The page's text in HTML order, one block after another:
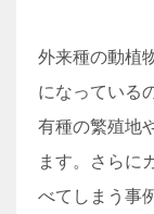
外来種の動植
になっている
有種の繁殖地
ます。さらに
べてしまう事